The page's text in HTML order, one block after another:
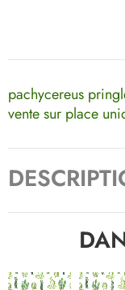
pachycereus
vente sur place